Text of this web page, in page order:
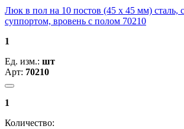
Люк в пол на 10 постов (45 х 45 мм) сталь,
суппортом, вровень с полом 70210
1
Ед. изм.: шт
Арт: 70210
1
Количество: